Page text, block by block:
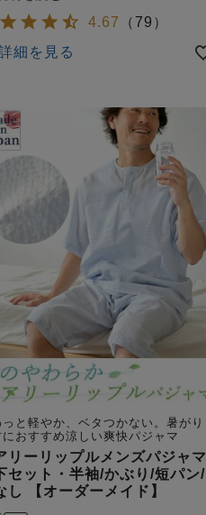
4.67 （ 79 ）
細を見る
と軽やか、ベタつかない。暑がり
におすすめ涼しい爽快パジャマ
リーリップルメンズパジャマ
セット・半袖/かぶり/短パン/
し 【オーダーメイド】